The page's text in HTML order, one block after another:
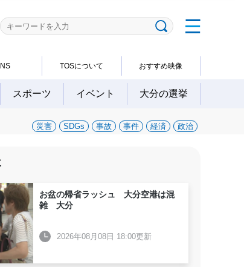
TOSについて おすすめ映像
スポーツ イベント 大分の選挙
災害 SDGs 事故 事件 経済 政治
お盆の帰省ラッシュ 大分空港は混
雑 大分
2026年08月08日 18:00更新